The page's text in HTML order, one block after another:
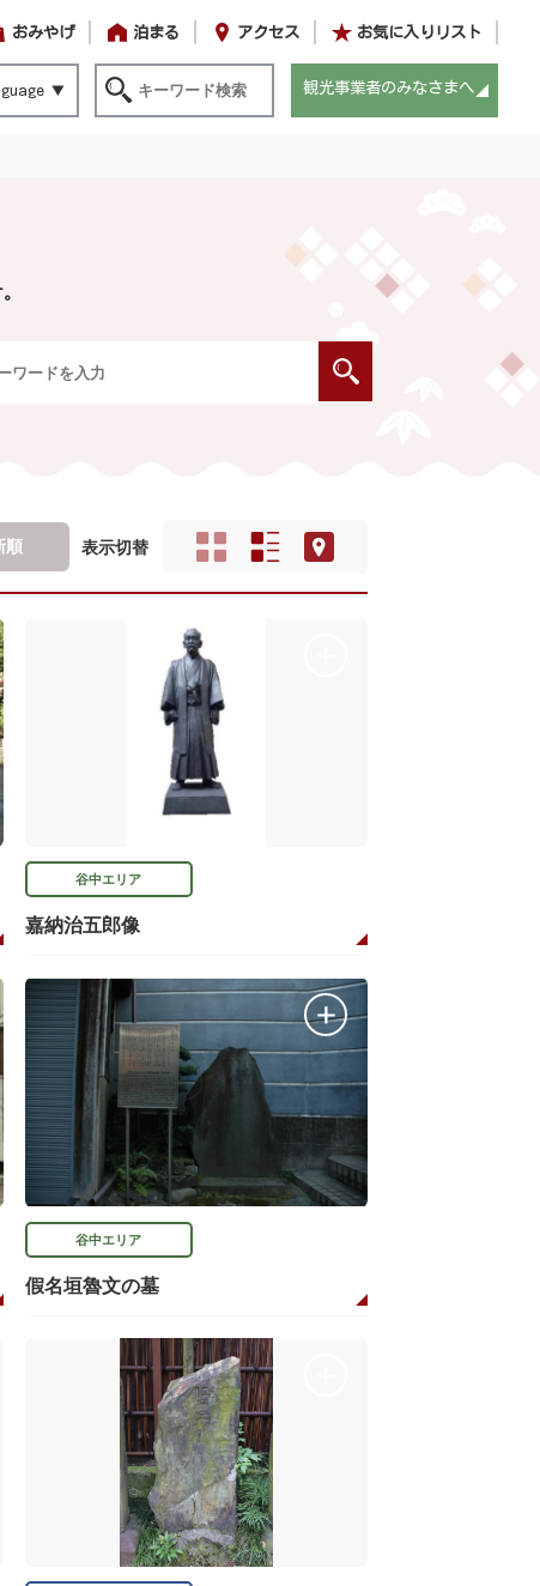
おみやげ 泊まる アクセス お気に入りリスト
観光事業者のみなさまへ
順 表示切替
谷中エリア
嘉納治五郎像
谷中エリア
假名垣魯文の墓